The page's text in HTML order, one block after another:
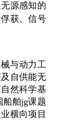
源感知的
获、信号
与动力工
自供能无
然科学基
船舶jg课题
横向项目